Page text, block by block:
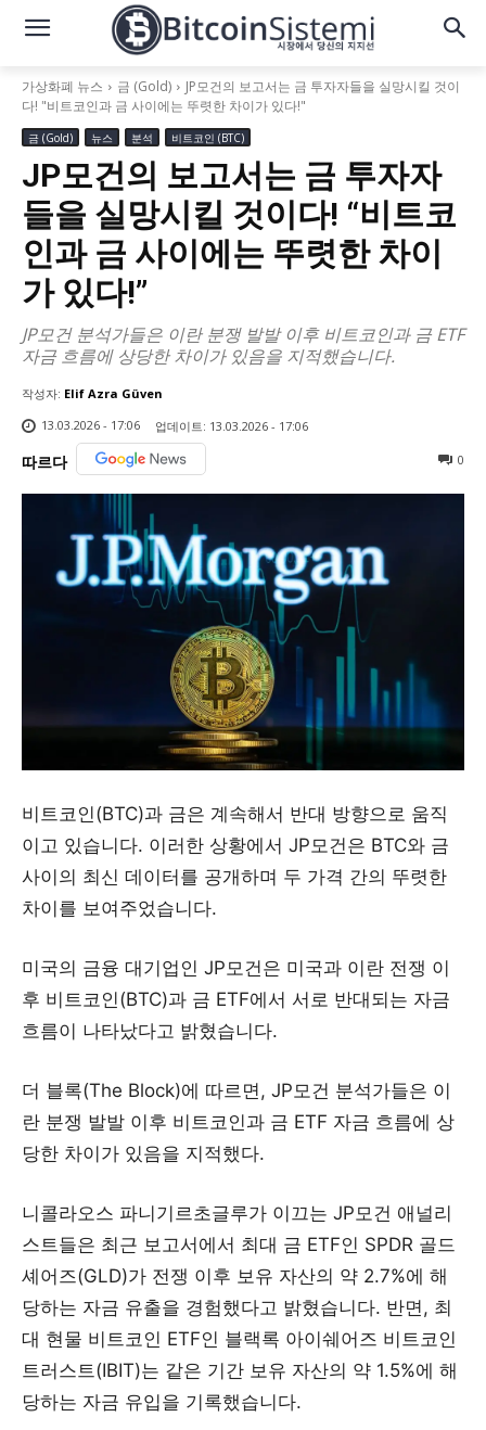
가상화폐 뉴스 금 (Gold)
JP모건의 보고서는 금 투자자들을 실망시킬 것이
다! "비트코인과 금 사이에는 뚜렷한 차이가 있다!"
금 (Gold) 뉴스 분석 비트코인 (BTC)
JP모건의 보고서는 금 투자자
들을 실망시킬 것이다! “비트코
인과 금 사이에는 뚜렷한 차이
가 있다!”
JP모건 분석가들은 이란 분쟁 발발 이후 비트코인과 금 ETF
자금 흐름에 상당한 차이가 있음을 지적했습니다.
작성자: Elif Azra Güven
13.03.2026 - 17:06
업데이트: 13.03.2026 - 17:06
따르다 0
비트코인(BTC)과 금은 계속해서 반대 방향으로 움직
이고 있습니다. 이러한 상황에서 JP모건은 BTC와 금
사이의 최신 데이터를 공개하며 두 가격 간의 뚜렷한
차이를 보여주었습니다.
미국의 금융 대기업인 JP모건은 미국과 이란 전쟁 이
후 비트코인(BTC)과 금 ETF에서 서로 반대되는 자금
흐름이 나타났다고 밝혔습니다.
더 블록(The Block)에 따르면, JP모건 분석가들은 이
란 분쟁 발발 이후 비트코인과 금 ETF 자금 흐름에 상
당한 차이가 있음을 지적했다.
니콜라오스 파니기르초글루가 이끄는 JP모건 애널리
스트들은 최근 보고서에서 최대 금 ETF인 SPDR 골드
셰어즈(GLD)가 전쟁 이후 보유 자산의 약 2.7%에 해
당하는 자금 유출을 경험했다고 밝혔습니다. 반면, 최
대 현물 비트코인 ETF인 블랙록 아이쉐어즈 비트코인
트러스트(IBIT)는 같은 기간 보유 자산의 약 1.5%에 해
당하는 자금 유입을 기록했습니다.